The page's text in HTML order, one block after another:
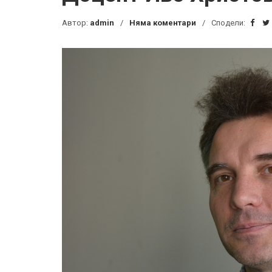
Автор: admin Няма коментари Сподели: